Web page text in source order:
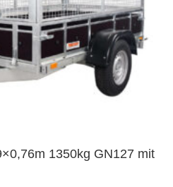
1350kg GN127 mit